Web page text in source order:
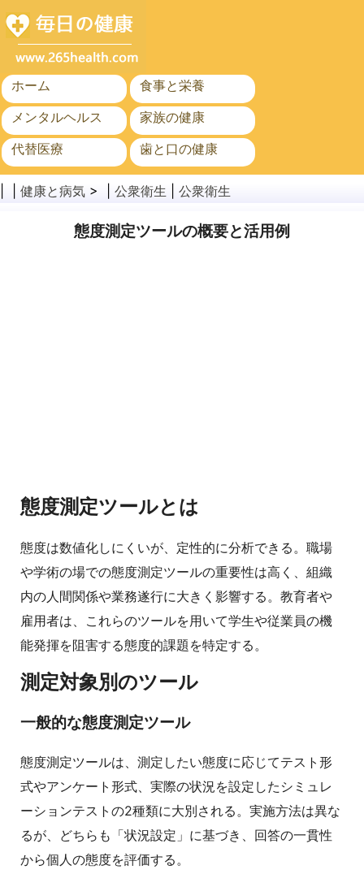
ホーム
食事と栄養
メンタルヘルス
家族の健康
代替医療
歯と口の健康
がん
公衆衛生
健康と病気 > | 公衆衛生 公衆衛生
態度測定ツールの概要と活用例
態度測定ツールとは
態度は数値化しにくいが、定性的に分析できる。職場
や学術の場での態度測定ツールの重要性は高く、組織
内の人間関係や業務遂行に大きく影響する。教育者や
雇用者は、これらのツールを用いて学生や従業員の機
能発揮を阻害する態度的課題を特定する。
測定対象別のツール
一般的な態度測定ツール
態度測定ツールは、測定したい態度に応じてテスト形
式やアンケート形式、実際の状況を設定したシミュレ
ーションテストの2種類に大別される。実施方法は異な
るが、どちらも「状況設定」に基づき、回答の一貫性
から個人の態度を評価する。